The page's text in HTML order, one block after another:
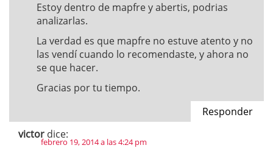
Estoy dentro de mapfre y abertis, podrias
analizarlas.
La verdad es que mapfre no estuve atento y no
las vendí cuando lo recomendaste, y ahora no
se que hacer.
Gracias por tu tiempo.
Responder
victor dice:
febrero 19, 2014 a las 4:24 pm